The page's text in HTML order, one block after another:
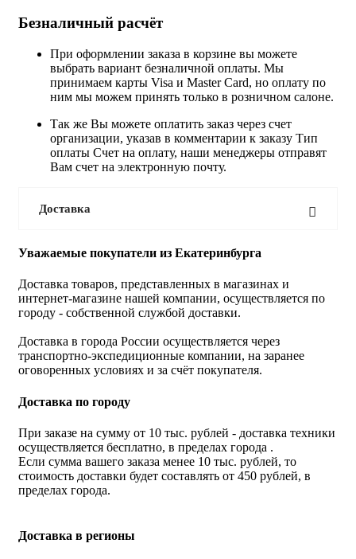
Безналичный расчёт
При оформлении заказа в корзине вы можете
выбрать вариант безналичной оплаты. Мы
принимаем карты Visa и Master Card, но оплату по
ним мы можем принять только в розничном салоне.
Так же Вы можете оплатить заказ через счет
организации, указав в комментарии к заказу Тип
оплаты Счет на оплату, наши менеджеры отправят
Вам счет на электронную почту.
Доставка
Уважаемые покупатели из Екатеринбурга
Доставка товаров, представленных в магазинах и
интернет-магазине нашей компании, осуществляется по
городу - собственной службой доставки.
Доставка в города России осуществляется через
транспортно-экспедиционные компании, на заранее
оговоренных условиях и за счёт покупателя.
Доставка по городу
При заказе на сумму от 10 тыс. рублей - доставка техники
осуществляется бесплатно, в пределах города .
Если сумма вашего заказа менее 10 тыс. рублей, то
стоимость доставки будет составлять от 450 рублей, в
пределах города.
Доставка в регионы